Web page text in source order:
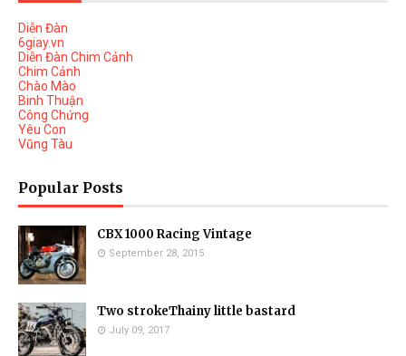
Diễn Đàn
6giay.vn
Diễn Đàn Chim Cảnh
Chim Cảnh
Chào Mào
Binh Thuận
Công Chứng
Yêu Con
Vũng Tàu
Popular Posts
CBX 1000 Racing Vintage
September 28, 2015
Two strokeThainy little bastard
July 09, 2017